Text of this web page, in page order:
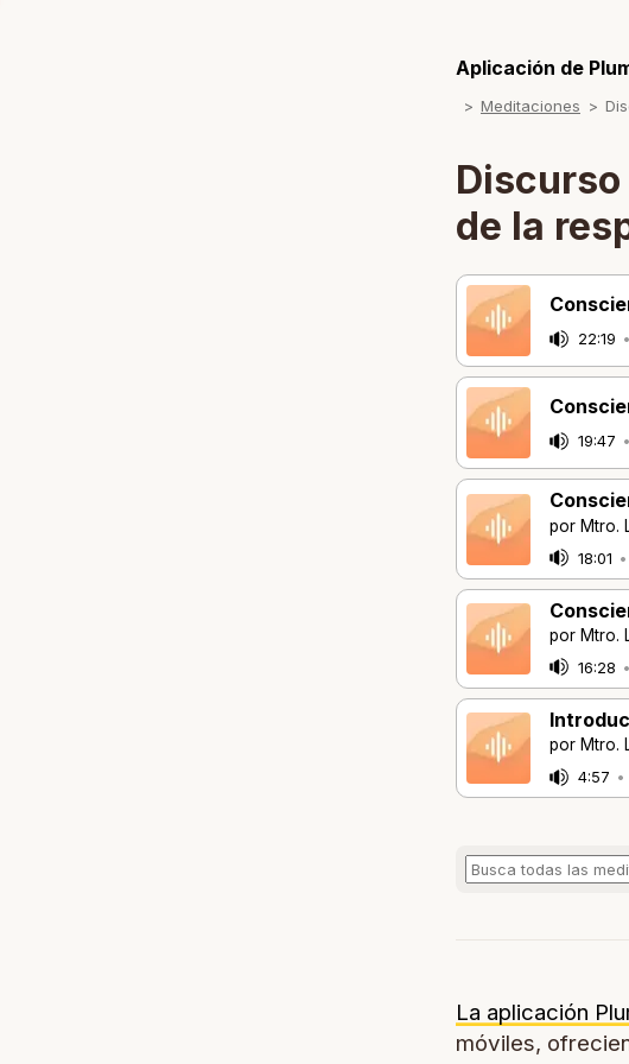
Aplicación de
Meditaciones
de la
22:19 •
19:47 •
por Mtro.
18:01 •
por Mtro.
16:28 •
por Mtro.
4:57 •
La aplicación
móviles,